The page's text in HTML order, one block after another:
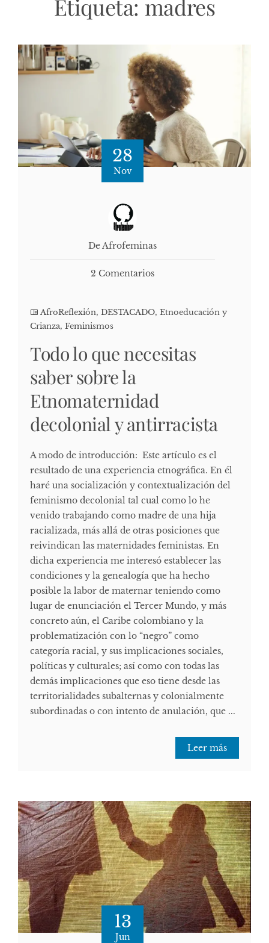
Etiqueta: madres
28
Nov
De Afrofeminas
2 Comentarios
AfroReflexión, DESTACADO, Etnoeducación y
Crianza, Feminismos
Todo lo que necesitas
saber sobre la
Etnomaternidad
decolonial y antirracista
A modo de introducción: Este artículo es el
resultado de una experiencia etnográfica. En él
haré una socialización y contextualización del
feminismo decolonial tal cual como lo he
venido trabajando como madre de una hija
racializada, más allá de otras posiciones que
reivindican las maternidades feministas. En
dicha experiencia me interesó establecer las
condiciones y la genealogía que ha hecho
posible la labor de maternar teniendo como
lugar de enunciación el Tercer Mundo, y más
concreto aún, el Caribe colombiano y la
problematización con lo “negro” como
categoría racial, y sus implicaciones sociales,
políticas y culturales; así como con todas las
demás implicaciones que eso tiene desde las
territorialidades subalternas y colonialmente
subordinadas o con intento de anulación, que ...
Leer más
13
Jun